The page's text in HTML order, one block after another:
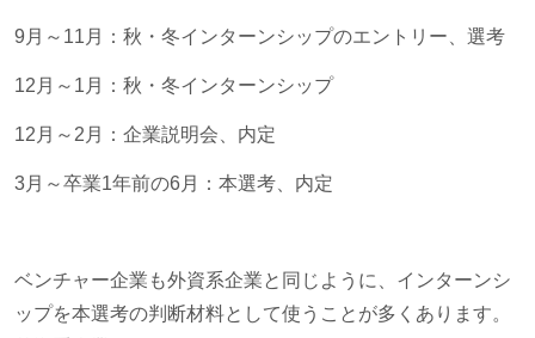
9月～11月：秋・冬インターンシップのエントリー、選考
12月～1月：秋・冬インターンシップ
12月～2月：企業説明会、内定
3月～卒業1年前の6月：本選考、内定
ベンチャー企業も外資系企業と同じように、インターンシ
ップを本選考の判断材料として使うことが多くあります。